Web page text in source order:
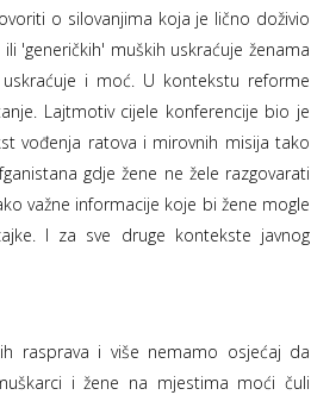
o silovanjima koja je lično doživio
'generičkih' muških uskraćuje ženama
i moć. U kontekstu reforme
Lajtmotiv cijele konferencije bio je
vođenja ratova i mirovnih misija tako
gdje žene ne žele razgovarati
važne informacije koje bi žene mogle
I za sve druge kontekste javnog
rasprava i više nemamo osjećaj da
i žene na mjestima moći čuli